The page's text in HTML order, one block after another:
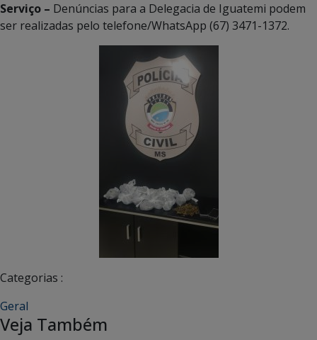
Serviço – Denúncias para a Delegacia de Iguatemi podem
ser realizadas pelo telefone/WhatsApp (67) 3471-1372.
Categorias :
Geral
Veja Também